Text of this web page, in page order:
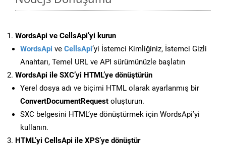
WordsApi ve CellsApi’yi kurun
WordsApi ve CellsApi‘yi İstemci Kimliğiniz, İstemci Gizli
Anahtarı, Temel URL ve API sürümünüzle başlatın
WordsApi ile SXC’yi HTML’ye dönüştürün
Yerel dosya adı ve biçimi HTML olarak ayarlanmış bir
ConvertDocumentRequest oluşturun.
SXC belgesini HTML’ye dönüştürmek için WordsApi’yi
kullanın.
HTML’yi CellsApi ile XPS’ye dönüştür